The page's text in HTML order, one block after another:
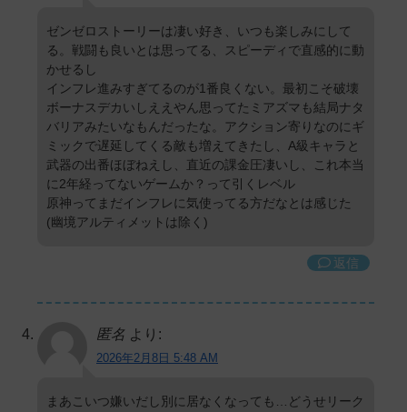
ゼンゼロストーリーは凄い好き、いつも楽しみにして
る。戦闘も良いとは思ってる、スピーディで直感的に動
かせるし
インフレ進みすぎてるのが1番良くない。最初こそ破壊
ボーナスデカいしええやん思ってたミアズマも結局ナタ
バリアみたいなもんだったな。アクション寄りなのにギ
ミックで遅延してくる敵も増えてきたし、A級キャラと
武器の出番ほぼねえし、直近の課金圧凄いし、これ本当
に2年経ってないゲームか？って引くレベル
原神ってまだインフレに気使ってる方だなとは感じた
(幽境アルティメットは除く)
返信
匿名 より:
2026年2月8日 5:48 AM
まあこいつ嫌いだし別に居なくなっても…どうせリーク